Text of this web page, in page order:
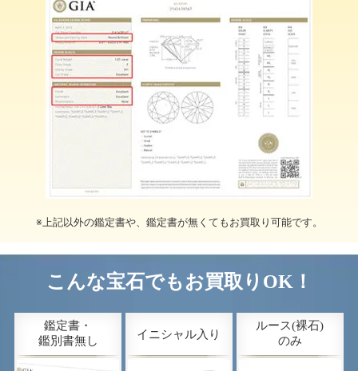
※上記以外の鑑定書や、鑑定書が無くてもお買取り可能です。
こんな宝石でもお買取りOK！
鑑定書・
鑑別書無し
イニシャル入り
ルース(裸石)
のみ